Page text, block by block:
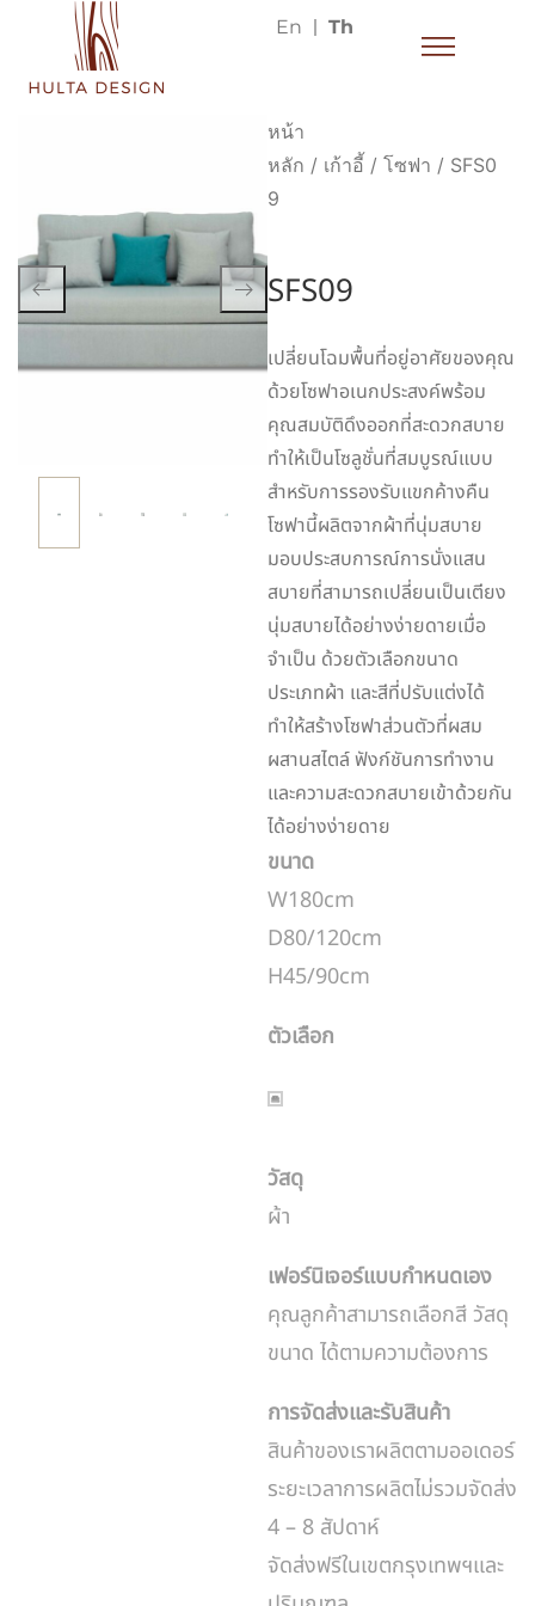
En Th
หน้า
หลัก / เก้าอี้ / โซฟา / SFS0
9
SFS09
เปลี่ยนโฉมพื้นที่อยู่อาศัยของคุณ
ด้วยโซฟาอเนกประสงค์พร้อม
คุณสมบัติดึงออกที่สะดวกสบาย
ทำให้เป็นโซลูชั่นที่สมบูรณ์แบบ
สำหรับการรองรับแขกค้างคืน
โซฟานี้ผลิตจากผ้าที่นุ่มสบาย
มอบประสบการณ์การนั่งแสน
สบายที่สามารถเปลี่ยนเป็นเตียง
นุ่มสบายได้อย่างง่ายดายเมื่อ
จำเป็น ด้วยตัวเลือกขนาด
ประเภทผ้า และสีที่ปรับแต่งได้
ทำให้สร้างโซฟาส่วนตัวที่ผสม
ผสานสไตล์ ฟังก์ชันการทำงาน
และความสะดวกสบายเข้าด้วยกัน
ได้อย่างง่ายดาย
ขนาด
W180cm
D80/120cm
H45/90cm
ตัวเลือก
วัสดุ
ผ้า
เฟอร์นิเจอร์แบบกำหนดเอง
คุณลูกค้าสามารถเลือกสี วัสดุ
ขนาด ได้ตามความต้องการ
การจัดส่งและรับสินค้า
สินค้าของเราผลิตตามออเดอร์
ระยะเวลาการผลิตไม่รวมจัดส่ง
4 – 8 สัปดาห์
จัดส่งฟรีในเขตกรุงเทพฯและ